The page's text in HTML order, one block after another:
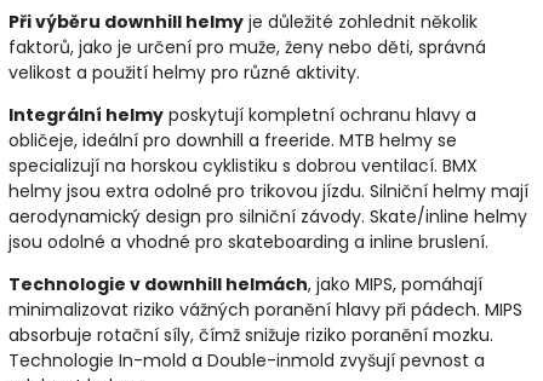
Při výběru downhill helmy je důležité zohlednit několik
faktorů, jako je určení pro muže, ženy nebo děti, správná
velikost a použití helmy pro různé aktivity.
Integrální helmy poskytují kompletní ochranu hlavy a
obličeje, ideální pro downhill a freeride. MTB helmy se
specializují na horskou cyklistiku s dobrou ventilací. BMX
helmy jsou extra odolné pro trikovou jízdu. Silniční helmy mají
aerodynamický design pro silniční závody. Skate/inline helmy
jsou odolné a vhodné pro skateboarding a inline bruslení.
Technologie v downhill helmách, jako MIPS, pomáhají
minimalizovat riziko vážných poranění hlavy při pádech. MIPS
absorbuje rotační síly, čímž snižuje riziko poranění mozku.
Technologie In-mold a Double-inmold zvyšují pevnost a